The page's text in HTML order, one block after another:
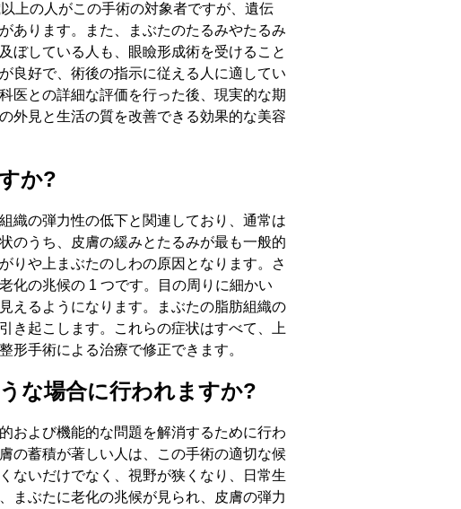
上の人がこの手術の対象者ですが、遺伝
あります。また、まぶたのたるみやたるみ
ぼしている人も、眼瞼形成術を受けること
良好で、術後の指示に従える人に適してい
医との詳細な評価を行った後、現実的な期
外見と生活の質を改善できる効果的な美容
か?
織の弾力性の低下と関連しており、通常は
のうち、皮膚の緩みとたるみが最も一般的
りや上まぶたのしわの原因となります。さ
化の兆候の 1 つです。目の周りに細かい
えるようになります。まぶたの脂肪組織の
き起こします。これらの症状はすべて、上
形手術による治療で修正できます。
な場合に行われますか?
および機能的な問題を解消するために行わ
の蓄積が著しい人は、この手術の適切な候
ないだけでなく、視野が狭くなり、日常生
まぶたに老化の兆候が見られ、皮膚の弾力